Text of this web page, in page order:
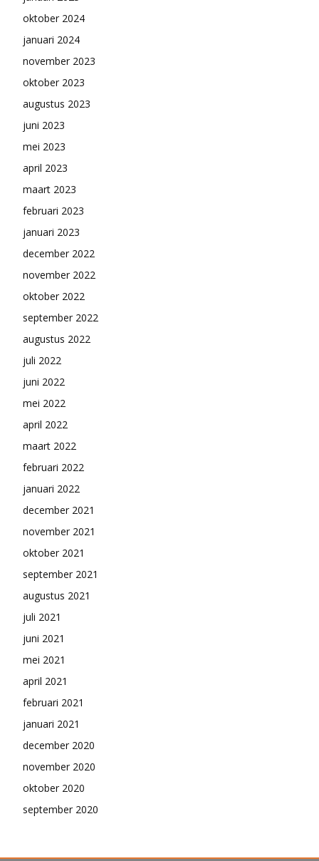
oktober 2024
januari 2024
november 2023
oktober 2023
augustus 2023
juni 2023
mei 2023
april 2023
maart 2023
februari 2023
januari 2023
december 2022
november 2022
oktober 2022
september 2022
augustus 2022
juli 2022
juni 2022
mei 2022
april 2022
maart 2022
februari 2022
januari 2022
december 2021
november 2021
oktober 2021
september 2021
augustus 2021
juli 2021
juni 2021
mei 2021
april 2021
februari 2021
januari 2021
december 2020
november 2020
oktober 2020
september 2020